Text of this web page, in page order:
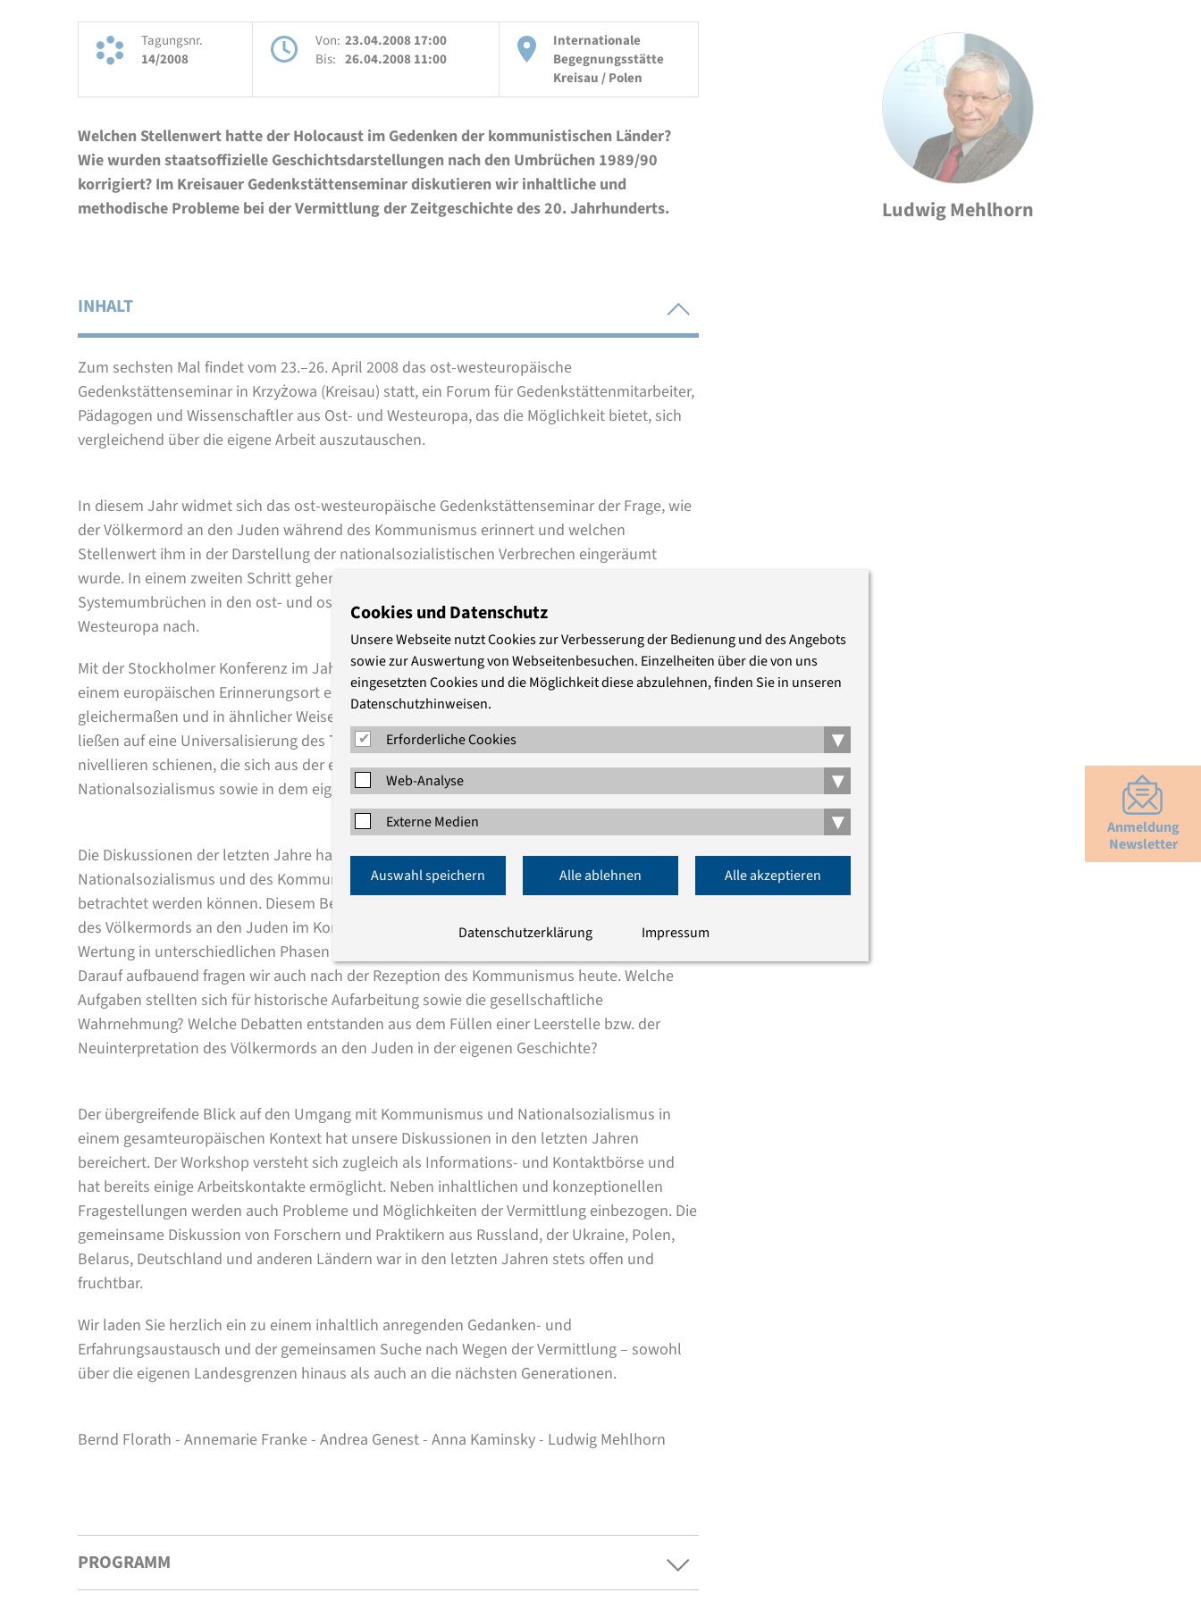
Tagungsnr.
14/2008
Von: 23.04.2008 17:00
Bis: 26.04.2008 11:00
Internationale
Begegnungsstätte
Kreisau / Polen
Welchen Stellenwert hatte der Holocaust im Gedenken der kommunistischen Länder?
Wie wurden staatsoffizielle Geschichtsdarstellungen nach den Umbrüchen 1989/90
korrigiert? Im Kreisauer Gedenkstättenseminar diskutieren wir inhaltliche und
methodische Probleme bei der Vermittlung der Zeitgeschichte des 20. Jahrhunderts.
INHALT
Zum sechsten Mal findet vom 23.–26. April 2008 das ost-westeuropäische
Gedenkstättenseminar in Krzyżowa (Kreisau) statt, ein Forum für Gedenkstättenmitarbeiter,
Pädagogen und Wissenschaftler aus Ost- und Westeuropa, das die Möglichkeit bietet, sich
vergleichend über die eigene Arbeit auszutauschen.
In diesem Jahr widmet sich das ost-westeuropäische Gedenkstättenseminar der Frage, wie
der Völkermord an den Juden während des Kommunismus erinnert und welchen
Stellenwert ihm in der Darstellung der nationalsozialistischen Verbrechen eingeräumt
wurde. In einem zweiten Schritt gehen wir dem veränderten Umgang nach den
Systemumbrüchen in den ost- und ostmitteleuropäischen Staaten, aber auch in
Westeuropa nach.
Mit der Stockholmer Konferenz im Jahre 2000 wurde das Thema Holocaust offiziell zu
einem europäischen Erinnerungsort erklärt, dem sich scheinbar alle europäischen Länder
gleichermaßen und in ähnlicher Weise annehmen sollten. Erste pädagogische Konzepte
ließen auf eine Universalisierung des Themas schließen, die spezifische Zugänge zu
nivellieren schienen, die sich aus der eigenen Geschichte während der Zeit des
Nationalsozialismus sowie in dem eigenen Umgang mit dieser Periode ergeben.
Die Diskussionen der letzten Jahre haben gezeigt, dass die Perioden des
Nationalsozialismus und des Kommunismus nicht gänzlich unabhängig voneinander
betrachtet werden können. Diesem Befund wollen wir uns stellen, indem wir der Rezeption
des Völkermords an den Juden im Kommunismus nachgehen, seiner Darstellung und
Wertung in unterschiedlichen Phasen und Ausprägungen kommunistischer Herrschaft.
Darauf aufbauend fragen wir auch nach der Rezeption des Kommunismus heute. Welche
Aufgaben stellten sich für historische Aufarbeitung sowie die gesellschaftliche
Wahrnehmung? Welche Debatten entstanden aus dem Füllen einer Leerstelle bzw. der
Neuinterpretation des Völkermords an den Juden in der eigenen Geschichte?
Der übergreifende Blick auf den Umgang mit Kommunismus und Nationalsozialismus in
einem gesamteuropäischen Kontext hat unsere Diskussionen in den letzten Jahren
bereichert. Der Workshop versteht sich zugleich als Informations- und Kontaktbörse und
hat bereits einige Arbeitskontakte ermöglicht. Neben inhaltlichen und konzeptionellen
Fragestellungen werden auch Probleme und Möglichkeiten der Vermittlung einbezogen. Die
gemeinsame Diskussion von Forschern und Praktikern aus Russland, der Ukraine, Polen,
Belarus, Deutschland und anderen Ländern war in den letzten Jahren stets offen und
fruchtbar.
Wir laden Sie herzlich ein zu einem inhaltlich anregenden Gedanken- und
Erfahrungsaustausch und der gemeinsamen Suche nach Wegen der Vermittlung – sowohl
über die eigenen Landesgrenzen hinaus als auch an die nächsten Generationen.
Bernd Florath - Annemarie Franke - Andrea Genest - Anna Kaminsky - Ludwig Mehlhorn
PROGRAMM
Ludwig Mehlhorn
Anmeldung
Newsletter
Cookies und Datenschutz
Unsere Webseite nutzt Cookies zur Verbesserung der Bedienung und des Angebots
sowie zur Auswertung von Webseitenbesuchen. Einzelheiten über die von uns
eingesetzten Cookies und die Möglichkeit diese abzulehnen, finden Sie in unseren
Datenschutzhinweisen.
Erforderliche Cookies
▾
Web-Analyse ▾
Externe Medien ▾
Auswahl speichern Alle ablehnen Alle akzeptieren
Datenschutzerklärung Impressum